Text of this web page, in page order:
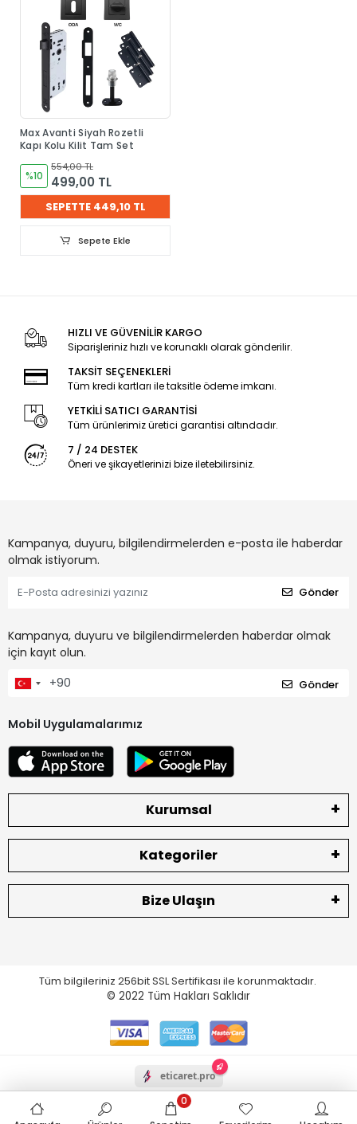
Max Avanti Siyah Rozetli
Kapı Kolu Kilit Tam Set
%10
554,00 TL
499,00 TL
SEPETTE 449,10 TL
Sepete Ekle
HIZLI VE GÜVENİLİR KARGO
Siparişleriniz hızlı ve korunaklı olarak gönderilir.
TAKSİT SEÇENEKLERİ
Tüm kredi kartları ile taksitle ödeme imkanı.
YETKİLİ SATICI GARANTİSİ
Tüm ürünlerimiz üretici garantisi altındadır.
7 / 24 DESTEK
Öneri ve şikayetlerinizi bize iletebilirsiniz.
Kampanya, duyuru, bilgilendirmelerden e-posta ile haberdar
olmak istiyorum.
Gönder
Kampanya, duyuru ve bilgilendirmelerden haberdar olmak
için kayıt olun.
Gönder
Mobil Uygulamalarımız
Kurumsal
Kategoriler
Bize Ulaşın
Tüm bilgileriniz 256bit SSL Sertifikası ile korunmaktadır.
© 2022 Tüm Hakları Saklıdır
0
eticaret.pro